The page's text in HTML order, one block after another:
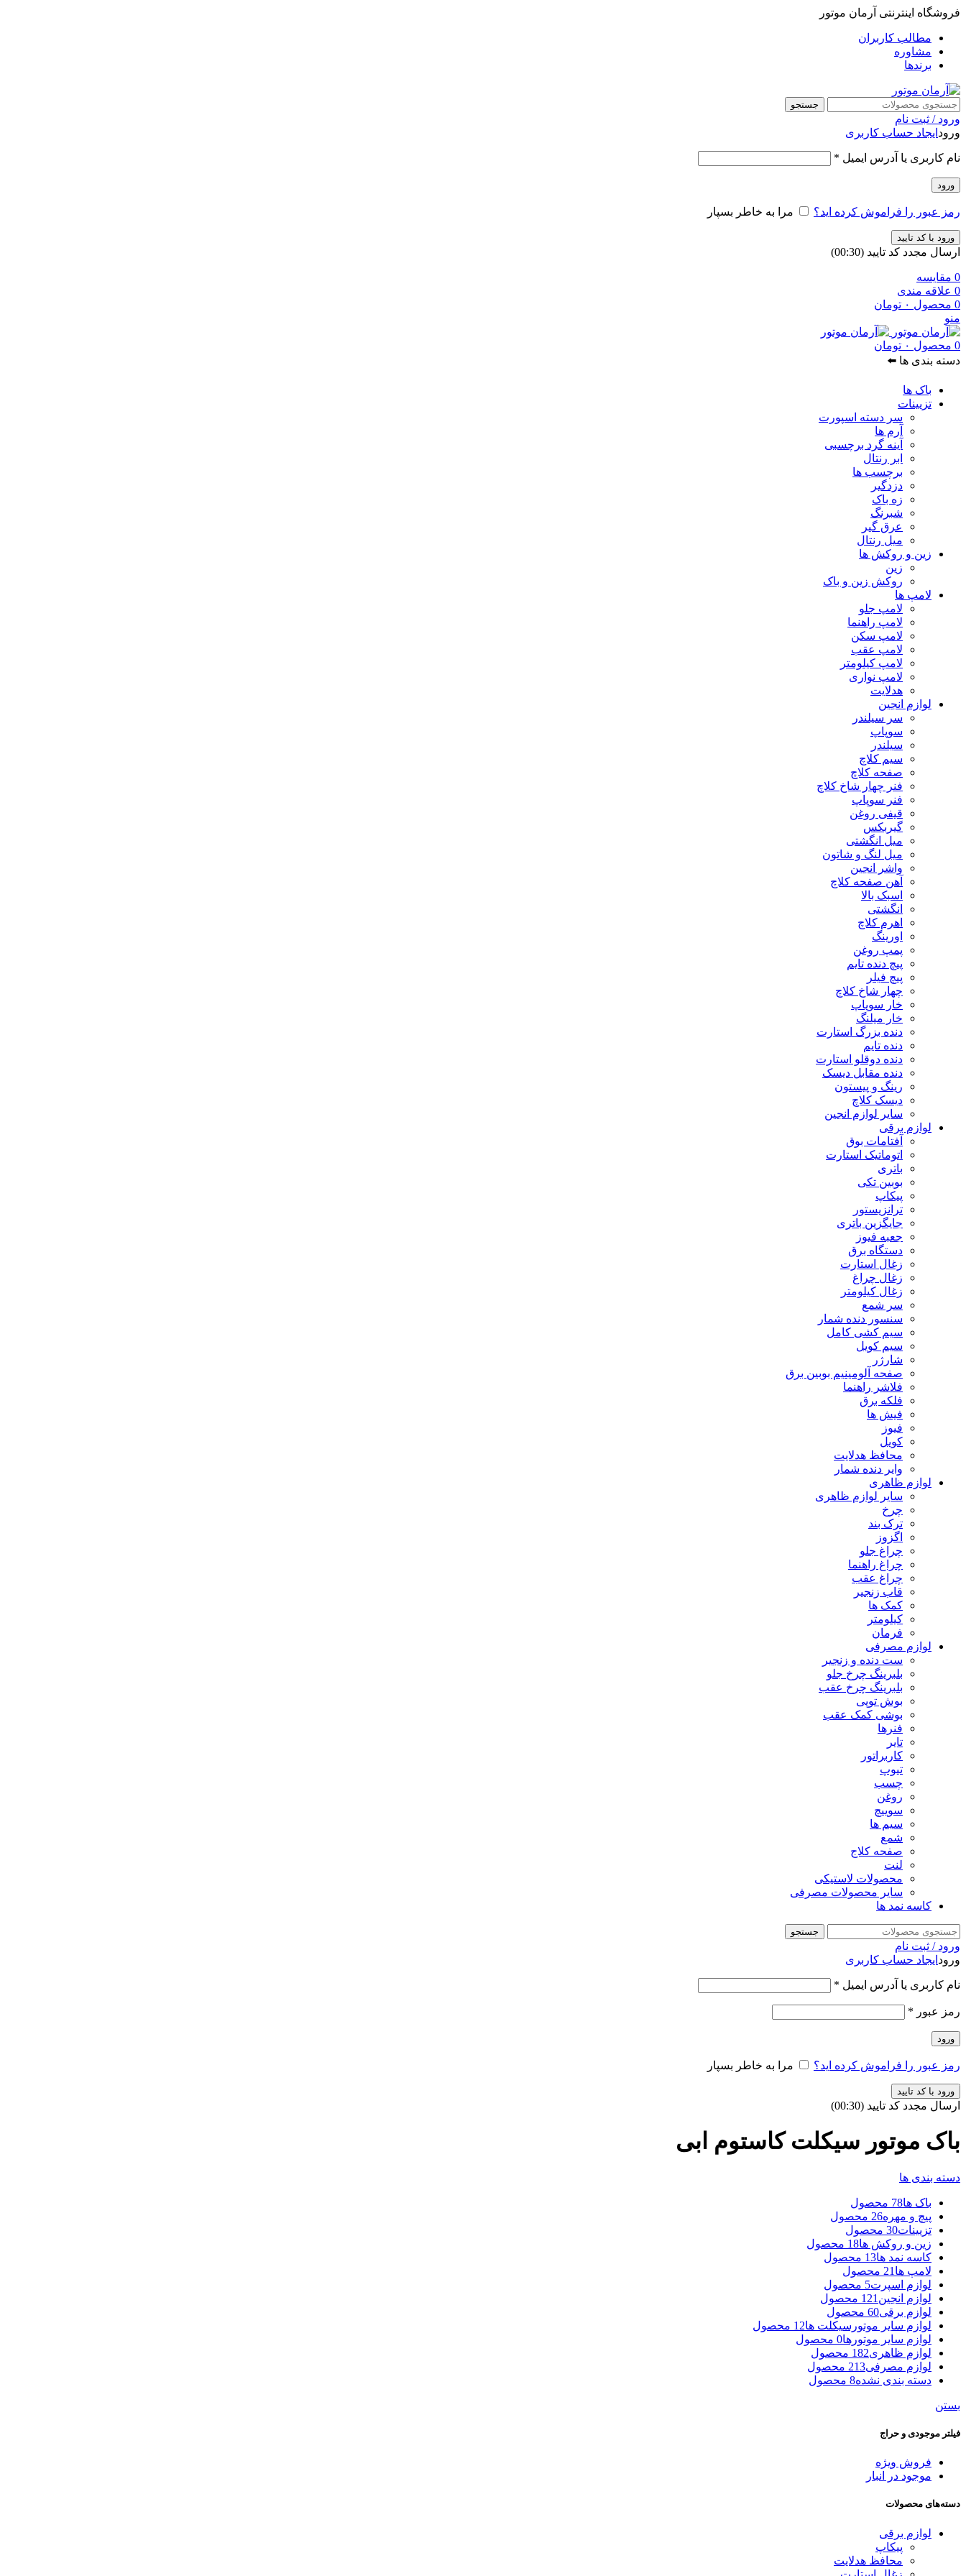
فروشگاه اینترنتی آرمان موتور
مطالب کاربران
مشاوره
برندها
جستجو
ورود / ثبت نام
ورود ایجاد حساب کاربری
نام کاربری یا آدرس ایمیل *
ورود
رمز عبور را فراموش کرده اید؟ مرا به خاطر بسپار
ورود با کد تایید
ارسال مجدد کد تایید (00:
30
)
0 مقایسه
0 علاقه مندی
0 محصول ۰ تومان
منو
0 محصول ۰ تومان
دسته بندی ها ⬅️
باک ها
تزیینات
سر دسته اسپورت
آرم ها
آینه گرد برچسبی
ابر رنتال
برچسب ها
دزدگیر
زه باک
شبرنگ
عرق گیر
میل رنتال
زین و روکش ها
زین
روکش زین و باک
لامپ ها
لامپ جلو
لامپ راهنما
لامپ سکن
لامپ عقب
لامپ کیلومتر
لامپ نواری
هدلایت
لوازم انجین
سر سیلندر
سوپاپ
سیلندر
سیم کلاچ
صفحه کلاچ
فنر چهار شاخ کلاچ
فنر سوپاپ
قیفی روغن
گیربکس
میل انگشتی
میل لنگ و شاتون
واشر انجین
آهن صفحه کلاچ
اسبک بالا
انگشتی
اهرم کلاچ
اورینگ
پمپ روغن
پیچ دنده تایم
پیچ فیلر
چهار شاخ کلاچ
خار سوپاپ
خار میلنگ
دنده بزرگ استارت
دنده تایم
دنده دوقلو استارت
دنده مقابل دیسک
رینگ و پیستون
دیسک کلاچ
سایر لوازم انجین
لوازم برقی
آفتامات بوق
اتوماتیک استارت
باتری
بوبین تکی
پیکاپ
ترانزیستور
جایگزین باتری
جعبه فیوز
دستگاه برق
زغال استارت
زغال چراغ
زغال کیلومتر
سر شمع
سنسور دنده شمار
سیم کشی کامل
سیم کویل
شارژر
صفحه آلومینیم بوبین برق
فلاشر راهنما
فلکه برق
فیش ها
فیوز
کویل
محافظ هدلایت
وایر دنده شمار
لوازم ظاهری
سایر لوازم ظاهری
چرخ
ترک بند
اگزوز
چراغ جلو
چراغ راهنما
چراغ عقب
قاب زنجیر
کمک ها
کیلومتر
فرمان
لوازم مصرفی
ست دنده و زنجیر
بلبرینگ چرخ جلو
بلبرینگ چرخ عقب
بوش توپی
بوشی کمک عقب
فنرها
تایر
کاربراتور
تیوپ
چسب
روغن
سوییچ
سیم ها
شمع
صفحه کلاج
لنت
محصولات لاستیکی
سایر محصولات مصرفی
کاسه نمد ها
جستجو
ورود / ثبت نام
ورود ایجاد حساب کاربری
نام کاربری یا آدرس ایمیل *
رمز عبور *
ورود
رمز عبور را فراموش کرده اید؟ مرا به خاطر بسپار
ورود با کد تایید
ارسال مجدد کد تایید (00:
30
)
باک موتور سیکلت کاستوم ابی
دسته بندی ها
باک ها78 محصول
پیچ و مهره26 محصول
تزیینات30 محصول
زین و روکش ها18 محصول
کاسه نمد ها13 محصول
لامپ ها 21 محصول
لوازم اسپرت5 محصول
لوازم انجین 121 محصول
لوازم برقی60 محصول
لوازم سایر موتورسیکلت ها12 محصول
لوازم سایر موتورها0 محصول
لوازم ظاهری182 محصول
لوازم مصرفی213 محصول
دسته بندی نشده8 محصول
بستن
فیلتر موجودی و حراج
فروش ویژه
موجود در انبار
دسته‌های محصولات
لوازم برقی
پیکاپ
محافظ هدلایت